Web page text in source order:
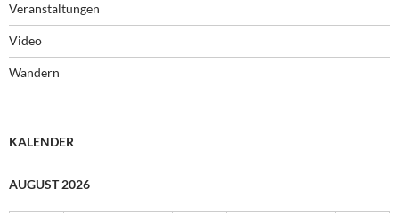
Veranstaltungen
Video
Wandern
KALENDER
AUGUST 2026